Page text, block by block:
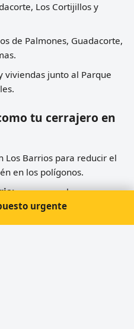
Los Cortijillos y
de Palmones, Guadacorte,
viviendas junto al Parque
tu cerrajero en
Los Barrios para reducir el
en los polígonos.
conocemos las
de naves y empresas del
urgente